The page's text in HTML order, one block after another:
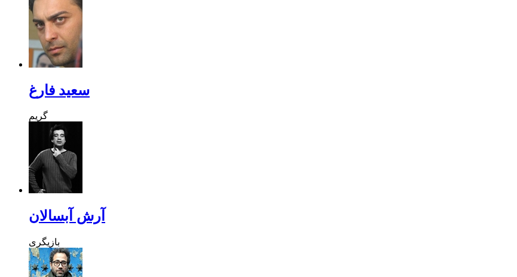
سعید فارغ
گریم
آرش آبسالان
بازیگری